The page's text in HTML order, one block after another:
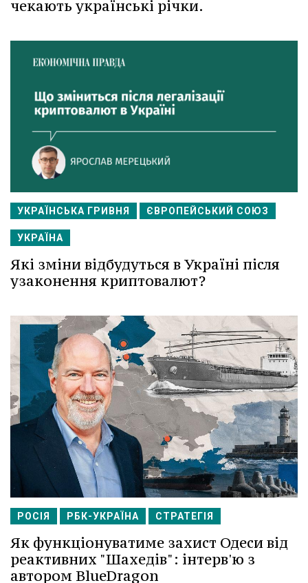
чекають українські річки.
УКРАЇНСЬКА ГРИВНЯ ЄВРОПЕЙСЬКИЙ СОЮЗ
УКРАЇНА
Які зміни відбудуться в Україні після
узаконення криптовалют?
РОСІЯ РБК-УКРАЇНА СТРАТЕГІЯ
Як функціонуватиме захист Одеси від
реактивних "Шахедів": інтерв'ю з
автором BlueDragon